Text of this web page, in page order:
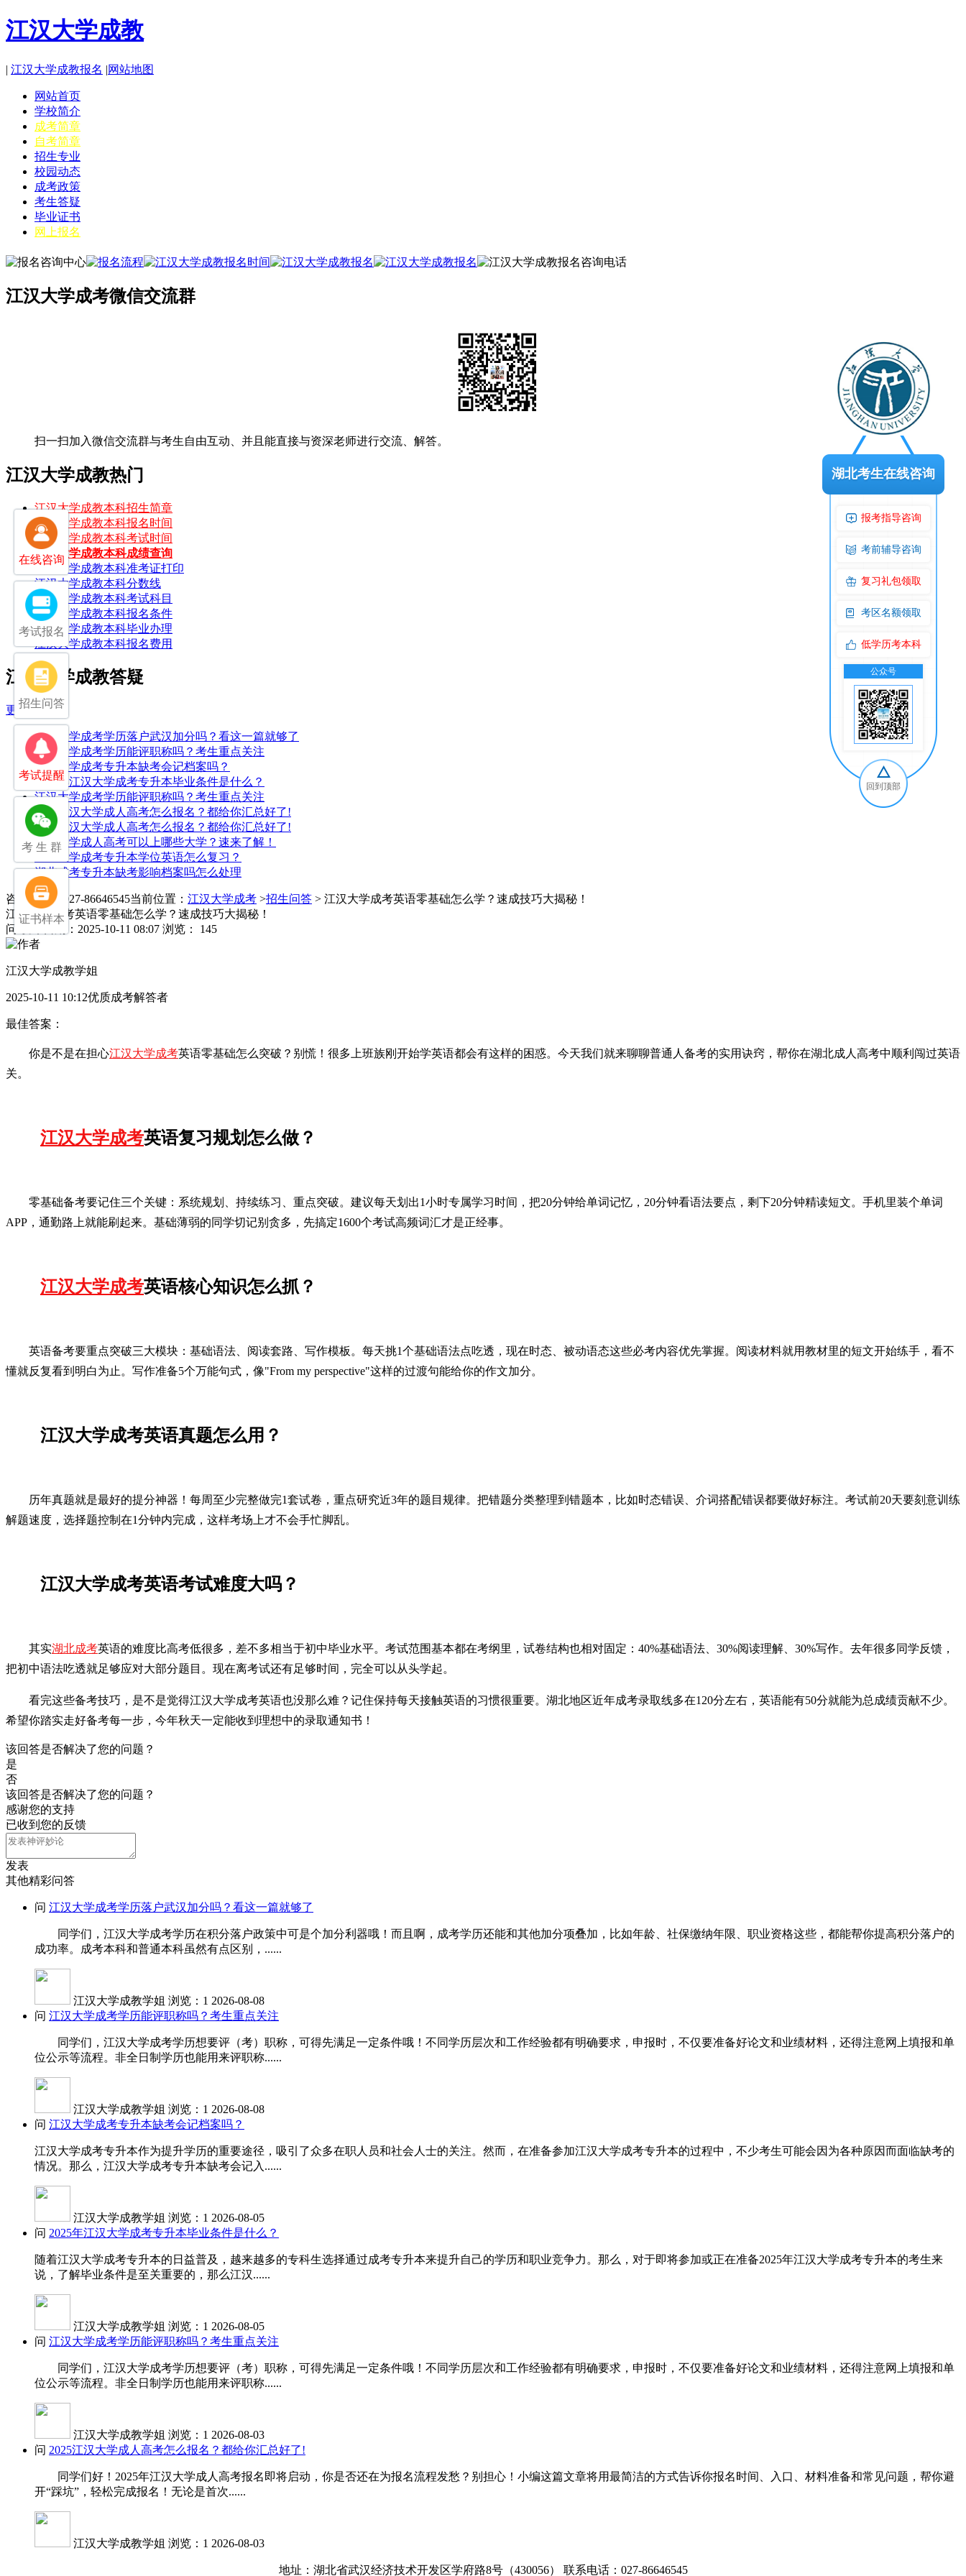
江汉大学成教
| 江汉大学成教报名 |网站地图
网站首页
学校简介
成考简章
自考简章
招生专业
校园动态
成考政策
考生答疑
毕业证书
网上报名
江汉大学成考微信交流群
扫一扫加入微信交流群与考生自由互动、并且能直接与资深老师进行交流、解答。
江汉大学成教热门
江汉大学成教本科招生简章
江汉大学成教本科报名时间
江汉大学成教本科考试时间
江汉大学成教本科成绩查询
江汉大学成教本科准考证打印
江汉大学成教本科分数线
江汉大学成教本科考试科目
江汉大学成教本科报名条件
江汉大学成教本科毕业办理
江汉大学成教本科报名费用
江汉大学成教答疑
更多>>
江汉大学成考学历落户武汉加分吗？看这一篇就够了
江汉大学成考学历能评职称吗？考生重点关注
江汉大学成考专升本缺考会记档案吗？
2025年江汉大学成考专升本毕业条件是什么？
江汉大学成考学历能评职称吗？考生重点关注
2025江汉大学成人高考怎么报名？都给你汇总好了!
2025江汉大学成人高考怎么报名？都给你汇总好了!
江汉大学成人高考可以上哪些大学？速来了解！
江汉大学成考专升本学位英语怎么复习？
湖北成考专升本缺考影响档案吗怎么处理
咨询电话：027-86646545当前位置： 江汉大学成考 >招生问答 > 江汉大学成考英语零基础怎么学？速成技巧大揭秘！
江汉大学成考英语零基础怎么学？速成技巧大揭秘！
问
发布日期：2025-10-11 08:07 浏览： 145
江汉大学成教学姐
2025-10-11 10:12优质成考解答者
最佳答案：
你是不是在担心江汉大学成考英语零基础怎么突破？别慌！很多上班族刚开始学英语都会有这样的困惑。今天我们就来聊聊普通人备考的实用诀窍，帮你在湖北成人高考中顺利闯过英语
关。
江汉大学成考英语复习规划怎么做？
零基础备考要记住三个关键：系统规划、持续练习、重点突破。建议每天划出1小时专属学习时间，把20分钟给单词记忆，20分钟看语法要点，剩下20分钟精读短文。手机里装个单词
APP，通勤路上就能刷起来。基础薄弱的同学切记别贪多，先搞定1600个考试高频词汇才是正经事。
江汉大学成考英语核心知识怎么抓？
英语备考要重点突破三大模块：基础语法、阅读套路、写作模板。每天挑1个基础语法点吃透，现在时态、被动语态这些必考内容优先掌握。阅读材料就用教材里的短文开始练手，看不
懂就反复看到明白为止。写作准备5个万能句式，像"From my perspective"这样的过渡句能给你的作文加分。
江汉大学成考英语真题怎么用？
历年真题就是最好的提分神器！每周至少完整做完1套试卷，重点研究近3年的题目规律。把错题分类整理到错题本，比如时态错误、介词搭配错误都要做好标注。考试前20天要刻意训练
解题速度，选择题控制在1分钟内完成，这样考场上才不会手忙脚乱。
江汉大学成考英语考试难度大吗？
其实湖北成考英语的难度比高考低很多，差不多相当于初中毕业水平。考试范围基本都在考纲里，试卷结构也相对固定：40%基础语法、30%阅读理解、30%写作。去年很多同学反馈，
把初中语法吃透就足够应对大部分题目。现在离考试还有足够时间，完全可以从头学起。
看完这些备考技巧，是不是觉得江汉大学成考英语也没那么难？记住保持每天接触英语的习惯很重要。湖北地区近年成考录取线多在120分左右，英语能有50分就能为总成绩贡献不少。
希望你踏实走好备考每一步，今年秋天一定能收到理想中的录取通知书！
该回答是否解决了您的问题？
是
否
该回答是否解决了您的问题？
感谢您的支持
已收到您的反馈
发表
其他精彩问答
问 江汉大学成考学历落户武汉加分吗？看这一篇就够了
同学们，江汉大学成考学历在积分落户政策中可是个加分利器哦！而且啊，成考学历还能和其他加分项叠加，比如年龄、社保缴纳年限、职业资格这些，都能帮你提高积分落户的
成功率。成考本科和普通本科虽然有点区别，......
江汉大学成教学姐 浏览：1 2026-08-08
问 江汉大学成考学历能评职称吗？考生重点关注
同学们，江汉大学成考学历想要评（考）职称，可得先满足一定条件哦！不同学历层次和工作经验都有明确要求，申报时，不仅要准备好论文和业绩材料，还得注意网上填报和单
位公示等流程。非全日制学历也能用来评职称......
江汉大学成教学姐 浏览：1 2026-08-08
问 江汉大学成考专升本缺考会记档案吗？
江汉大学成考专升本作为提升学历的重要途径，吸引了众多在职人员和社会人士的关注。然而，在准备参加江汉大学成考专升本的过程中，不少考生可能会因为各种原因而面临缺考的
情况。那么，江汉大学成考专升本缺考会记入......
江汉大学成教学姐 浏览：1 2026-08-05
问 2025年江汉大学成考专升本毕业条件是什么？
随着江汉大学成考专升本的日益普及，越来越多的专科生选择通过成考专升本来提升自己的学历和职业竞争力。那么，对于即将参加或正在准备2025年江汉大学成考专升本的考生来
说，了解毕业条件是至关重要的，那么江汉......
江汉大学成教学姐 浏览：1 2026-08-05
问 江汉大学成考学历能评职称吗？考生重点关注
同学们，江汉大学成考学历想要评（考）职称，可得先满足一定条件哦！不同学历层次和工作经验都有明确要求，申报时，不仅要准备好论文和业绩材料，还得注意网上填报和单
位公示等流程。非全日制学历也能用来评职称......
江汉大学成教学姐 浏览：1 2026-08-03
问 2025江汉大学成人高考怎么报名？都给你汇总好了!
同学们好！2025年江汉大学成人高考报名即将启动，你是否还在为报名流程发愁？别担心！小编这篇文章将用最简洁的方式告诉你报名时间、入口、材料准备和常见问题，帮你避
开“踩坑”，轻松完成报名！无论是首次......
江汉大学成教学姐 浏览：1 2026-08-03
地址：湖北省武汉经济技术开发区学府路8号（430056） 联系电话：027-86646545
在线咨询
考试报名
招生问答
考试提醒
考 生 群
证书样本
湖北考生在线咨询
报考指导咨询
考前辅导咨询
复习礼包领取
考区名额领取
低学历考本科
公众号
回到顶部